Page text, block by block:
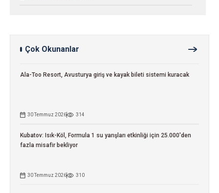
Çok Okunanlar
Ala-Too Resort, Avusturya giriş ve kayak bileti sistemi kuracak
30 Temmuz 2026 314
Kubatov: Isık-Köl, Formula 1 su yarışları etkinliği için 25.000'den
fazla misafir bekliyor
30 Temmuz 2026 310